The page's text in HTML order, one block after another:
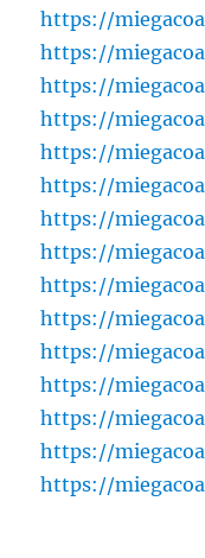
https://
https://
https://
https://
https://
https://
https://
https://
https://
https://
https://
https://
https://
https://
https://